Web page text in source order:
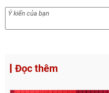
Đọc thêm